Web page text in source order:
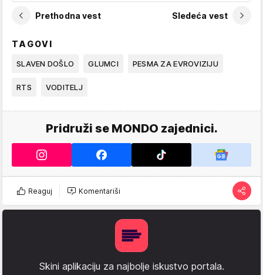
Prethodna vest Sledeća vest
TAGOVI
SLAVEN DOŠLO GLUMCI PESMA ZA EVROVIZIJU
RTS VODITELJ
Pridruži se MONDO zajednici.
Reaguj Komentariši
Skini aplikaciju za najbolje iskustvo portala.